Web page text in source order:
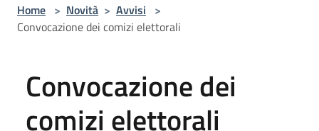
Home > Novità > Avvisi >
Convocazione dei comizi elettorali
Convocazione dei
comizi elettorali